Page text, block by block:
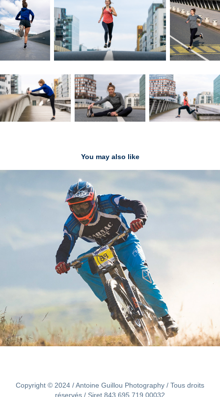
You may also like
Championnat de France de Cyclisme
2019
Copyright © 2024 / Antoine Guillou Photography / Tous droits
réservés / Siret 843 695 719 00032